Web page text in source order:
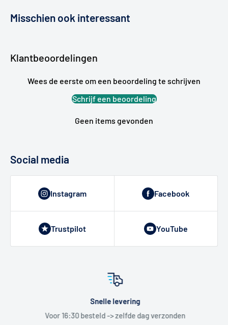
Misschien ook interessant
Klantbeoordelingen
Wees de eerste om een beoordeling te schrijven
Schrijf een beoordeling
Geen items gevonden
Social media
Instagram Facebook
Trustpilot YouTube
Snelle levering
Voor 16:30 besteld -> zelfde dag verzonden